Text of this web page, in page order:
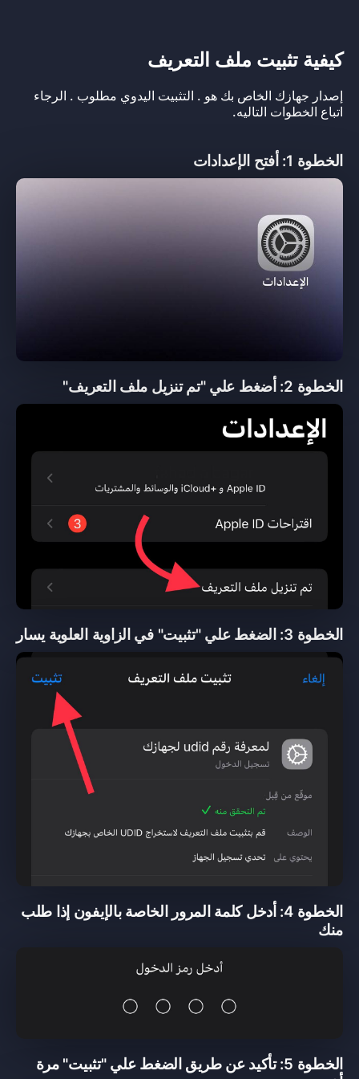
كيفية تثبيت ملف التعريف
إصدار جهازك الخاص بك هو . التثبيت اليدوي مطلوب . الرجاء
اتباع الخطوات التاليه.
الخطوة 1: أفتح الإعدادات
الخطوة 2: أضغط علي "تم تنزيل ملف التعريف"
الخطوة 3: الضغط علي "تثبيت" في الزاوية العلوية يسار
الخطوة 4: أدخل كلمة المرور الخاصة بالإيفون إذا طلب
منك
الخطوة 5: تأكيد عن طريق الضغط علي "تثبيت" مرة